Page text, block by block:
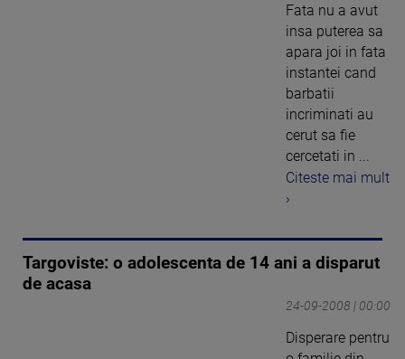
Fata nu a avut
insa puterea sa
apara joi in fata
instantei cand
barbatii
incriminati au
cerut sa fie
cercetati in ...
Citeste mai mult
›
Targoviste: o adolescenta de 14 ani a disparut
de acasa
24-09-2008 | 00:00
Disperare pentru